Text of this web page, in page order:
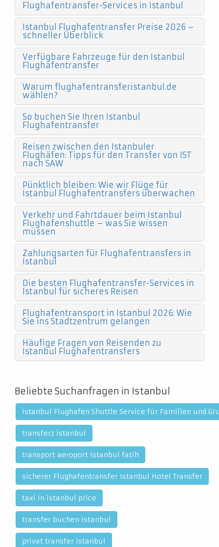
Flughafentransfer-Services in Istanbul
Istanbul Flughafentransfer Preise 2026 –
schneller Überblick
Verfügbare Fahrzeuge für den Istanbul
Flughafentransfer
Warum flughafentransferistanbul.de
wählen?
So buchen Sie Ihren Istanbul
Flughafentransfer
Reisen zwischen den Istanbuler
Flughäfen: Tipps für den Transfer von IST
nach SAW
Pünktlich bleiben: Wie wir Flüge für
Istanbul Flughafentransfers überwachen
Verkehr und Fahrtdauer beim Istanbul
Flughafenshuttle – was Sie wissen
müssen
Zahlungsarten für Flughafentransfers in
Istanbul
Die besten Flughafentransfer-Services in
Istanbul für sicheres Reisen
Flughafentransport in Istanbul 2026: Wie
Sie ins Stadtzentrum gelangen
Häufige Fragen von Reisenden zu
Istanbul Flughafentransfers
Beliebte Suchanfragen in Istanbul
Istanbul Flughafen Shuttle Service für Familien und
transferz istanbul
transport aeroport istanbul fatih
sicherer Flughafentransfer Istanbul Hotel Transfer
taxi in istanbul price
transfer buchen istanbul
privat transfer istanbul